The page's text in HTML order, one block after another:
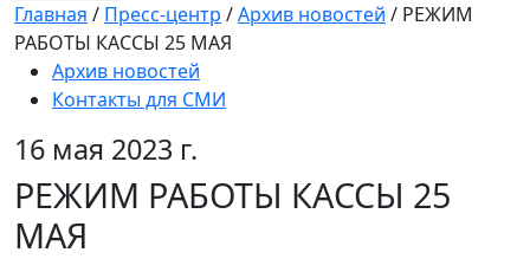
Главная / Пресс-центр /Архив новостей / РЕЖИМ
РАБОТЫ КАССЫ 25 МАЯ
Архив новостей
Контакты для СМИ
16 мая 2023 г.
РЕЖИМ РАБОТЫ КАССЫ 25
МАЯ